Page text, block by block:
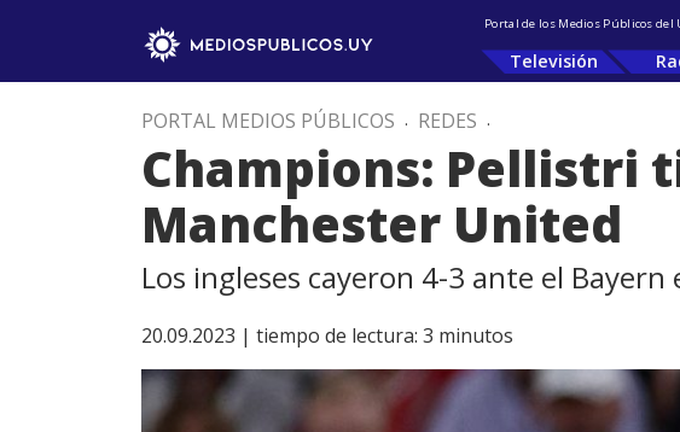
Portal de los Medios Públicos del
Televisión
PORTAL MEDIOS PÚBLICOS . REDES .
Champions: Pellistri
Manchester United
Los ingleses cayeron 4-3 ante el
20.09.2023 | tiempo de lectura: 3 minutos